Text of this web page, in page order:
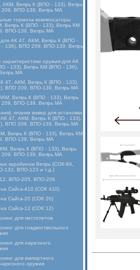
АКМ, Вепрь К (ВПО - 133), Вепрь
ВПО-139, Вепрь МА
тормоза компенсаторы
Вепрь К (ВПО - 133), Вепрь КМ
ВПО-139, Вепрь МА
для АК 47, АКМ, Вепрь К (ВПО -
- 136), ВПО 209, ВПО-139, Вепрь
оружия для АК
- 133), Вепрь КМ (ВПО - 136),
МА
47, АКМ, Вепрь К (ВПО - 133),
ВПО 209, ВПО-139, Вепрь МА
Вепрь К (ВПО - 133), Вепрь
ВПО-139, Вепрь МА
планки вивер для установки
АК 47, АКМ, Вепрь К (ВПО - 133),
ВПО 209, ВПО-139, Вепрь МА
Вепрь К (ВПО - 133), Вепрь КМ
ВПО-139, Вепрь МА
Вепрь К (ВПО - 133), Вепрь
ВПО-139, Вепрь МА
карабинов Вепрь (СОК-94,
132, ВПО-123 и т.д.)
12, ВПО-205, ВПО-206
Сайга-410 (СОК 410)
Сайга-20 (СОК 20)
Сайга-12 (СОК 12)
для пистолетов
для гладкоствольного
для нарезного
для импортного
оружия